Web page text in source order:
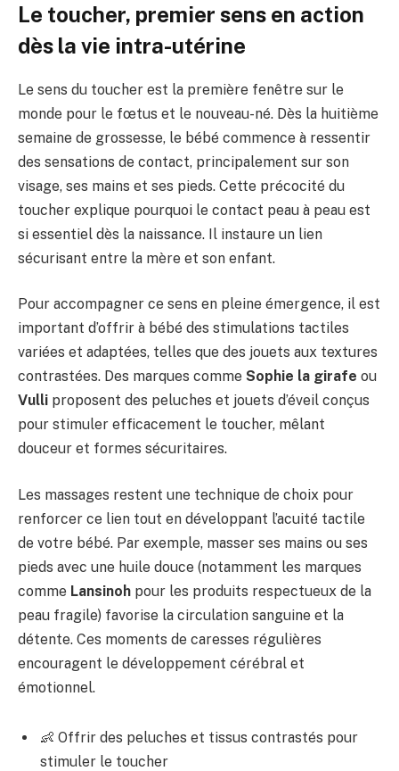
Le toucher, premier sens en action
dès la vie intra-utérine
Le sens du toucher est la première fenêtre sur le
monde pour le fœtus et le nouveau-né. Dès la huitième
semaine de grossesse, le bébé commence à ressentir
des sensations de contact, principalement sur son
visage, ses mains et ses pieds. Cette précocité du
toucher explique pourquoi le contact peau à peau est
si essentiel dès la naissance. Il instaure un lien
sécurisant entre la mère et son enfant.
Pour accompagner ce sens en pleine émergence, il est
important d’offrir à bébé des stimulations tactiles
variées et adaptées, telles que des jouets aux textures
contrastées. Des marques comme Sophie la girafe ou
Vulli proposent des peluches et jouets d’éveil conçus
pour stimuler efficacement le toucher, mêlant
douceur et formes sécuritaires.
Les massages restent une technique de choix pour
renforcer ce lien tout en développant l’acuité tactile
de votre bébé. Par exemple, masser ses mains ou ses
pieds avec une huile douce (notamment les marques
comme Lansinoh pour les produits respectueux de la
peau fragile) favorise la circulation sanguine et la
détente. Ces moments de caresses régulières
encouragent le développement cérébral et
émotionnel.
👶 Offrir des peluches et tissus contrastés pour
stimuler le toucher